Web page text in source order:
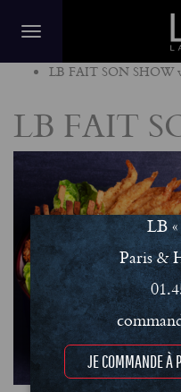
LB FAIT SON SHOW
LB FAIT
LB
Paris &
JE COMMANDE À